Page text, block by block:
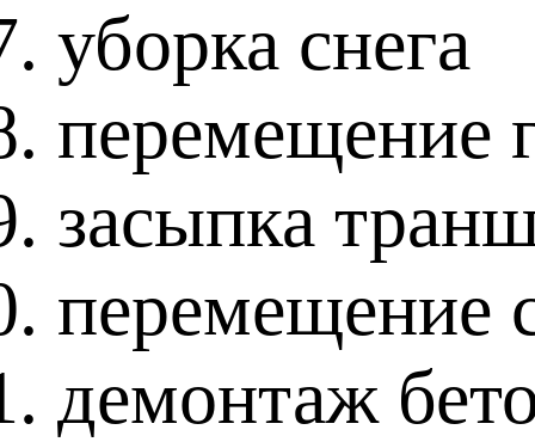
уборка снега
перемещение
засыпка
перемещение
демонтаж